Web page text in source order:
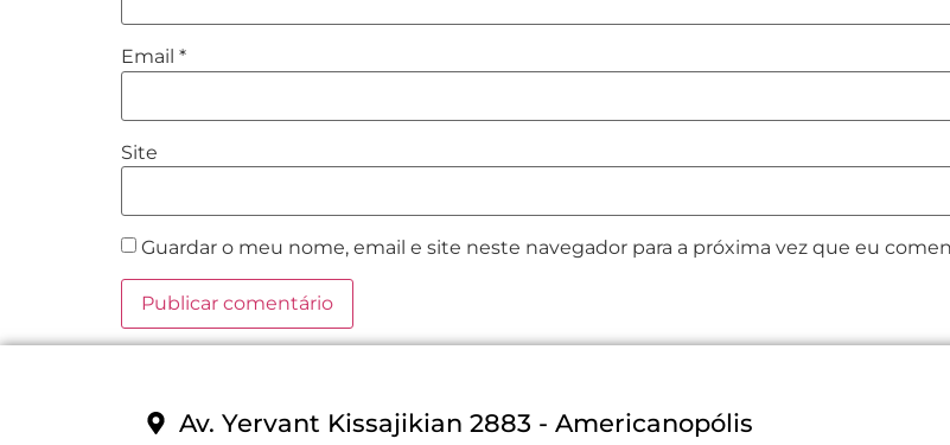
Email *
Site
Guardar o meu nome, email e site neste navegador para a próxima vez que eu
Av. Yervant Kissajikian 2883 - Americanopólis